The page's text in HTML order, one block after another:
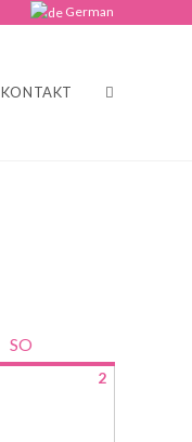
German
KONTAKT
SO
2